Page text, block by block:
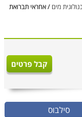
מים /אחראי תברואת
קבל פרטים
סילבוס